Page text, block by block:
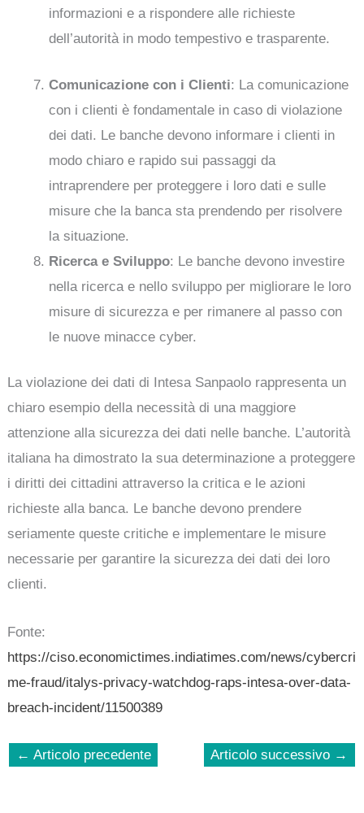
informazioni e a rispondere alle richieste
dell’autorità in modo tempestivo e trasparente.
Comunicazione con i Clienti: La comunicazione
con i clienti è fondamentale in caso di violazione
dei dati. Le banche devono informare i clienti in
modo chiaro e rapido sui passaggi da
intraprendere per proteggere i loro dati e sulle
misure che la banca sta prendendo per risolvere
la situazione.
Ricerca e Sviluppo: Le banche devono investire
nella ricerca e nello sviluppo per migliorare le loro
misure di sicurezza e per rimanere al passo con
le nuove minacce cyber.
La violazione dei dati di Intesa Sanpaolo rappresenta un
chiaro esempio della necessità di una maggiore
attenzione alla sicurezza dei dati nelle banche. L’autorità
italiana ha dimostrato la sua determinazione a proteggere
i diritti dei cittadini attraverso la critica e le azioni
richieste alla banca. Le banche devono prendere
seriamente queste critiche e implementare le misure
necessarie per garantire la sicurezza dei dati dei loro
clienti.
Fonte:
https://ciso.economictimes.indiatimes.com/news/cybercri
me-fraud/italys-privacy-watchdog-raps-intesa-over-data-
breach-incident/11500389
← Articolo precedente Articolo successivo →